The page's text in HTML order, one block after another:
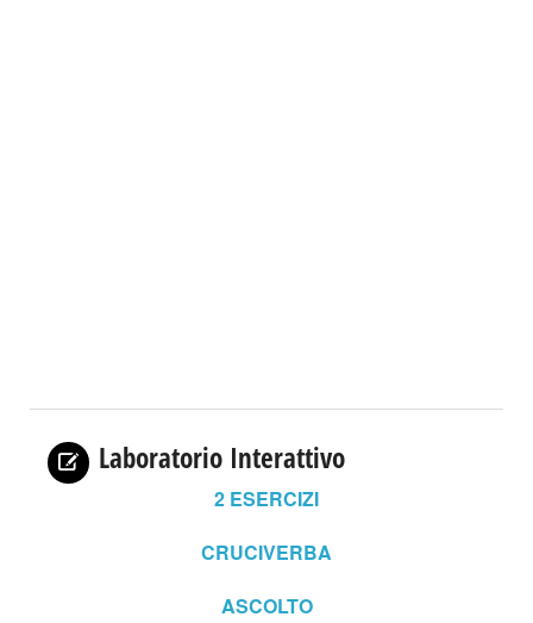
Laboratorio Interattivo
2 ESERCIZI
CRUCIVERBA
ASCOLTO